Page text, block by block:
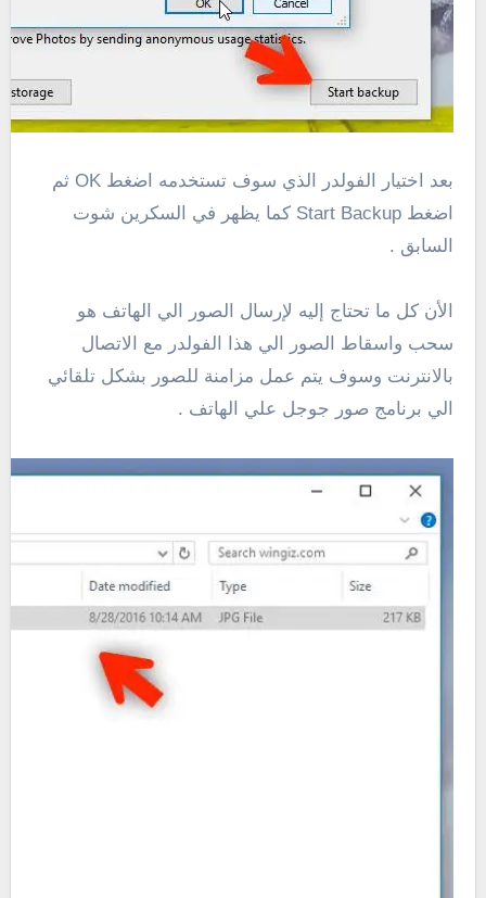
بعد اختيار الفولدر الذي سوف تستخدمه اضغط OK ثم
اضغط Start Backup كما يظهر في السكرين شوت
السابق .
الأن كل ما تحتاج إليه لإرسال الصور الي الهاتف هو
سحب واسقاط الصور الي هذا الفولدر مع الاتصال
بالانترنت وسوف يتم عمل مزامنة للصور بشكل تلقائي
الي برنامج صور جوجل علي الهاتف .